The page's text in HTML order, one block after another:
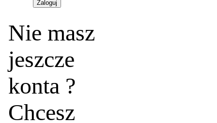
Nie masz
jeszcze
konta ?
Chcesz